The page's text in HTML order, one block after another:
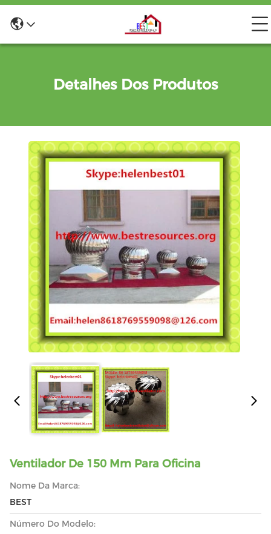
Detalhes Dos Produtos
Ventilador De 150 Mm Para Oficina
Nome Da Marca:
BEST
Número Do Modelo: